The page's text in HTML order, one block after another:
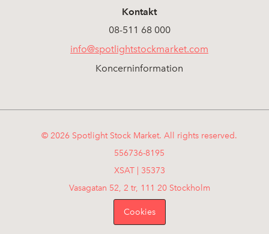
Kontakt
08-511 68 000
info@spotlightstockmarket.com
Koncerninformation
© 2026 Spotlight Stock Market. All rights reserved.
556736-8195
XSAT | 35373
Vasagatan 52, 2 tr, 111 20 Stockholm
Cookies